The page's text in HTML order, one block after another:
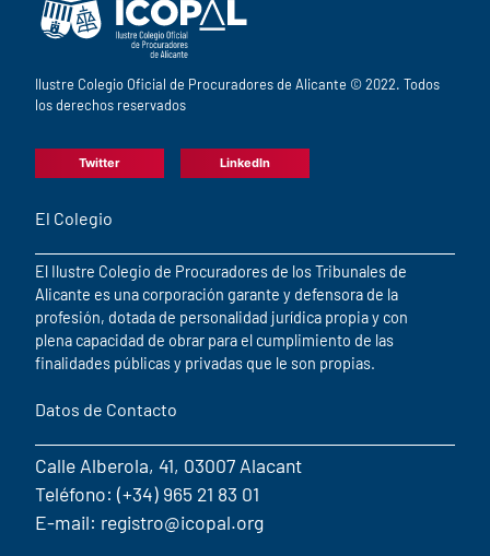
Ilustre Colegio Oficial de Procuradores de Alicante © 2022. Todos
los derechos reservados
Twitter LinkedIn
El Colegio
El Ilustre Colegio de Procuradores de los Tribunales de
Alicante es una corporación garante y defensora de la
profesión, dotada de personalidad jurídica propia y con
plena capacidad de obrar para el cumplimiento de las
finalidades públicas y privadas que le son propias.
Datos de Contacto
Calle Alberola, 41, 03007 Alacant
Teléfono: (+34) 965 21 83 01
E-mail: registro@icopal.org